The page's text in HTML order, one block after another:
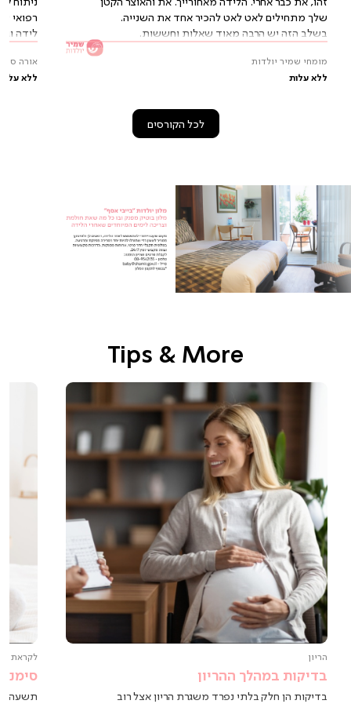
שלך מתחילים לאט לאט להכיר אחד את השנייה.
בשלב הזה יש הרבה מאוד שאלות וחששות.
מומחי שמיר יולדות
ללא עלות
רפואי
לידה
אורה
ללא עלות
לכל הקורסים
Tips & More
הריון
בדיקות במהלך ההריון
בדיקות הן חלק בלתי נפרד משגרת הריון אצל רוב
לקראת
תשעה